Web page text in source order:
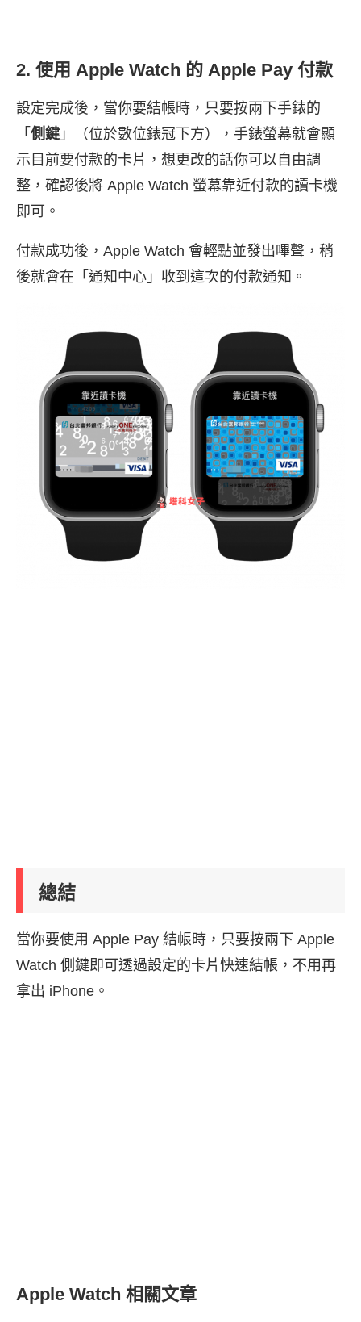
2. 使用 Apple Watch 的 Apple Pay 付款
設定完成後，當你要結帳時，只要按兩下手錶的
「 側鍵」（位於數位錶冠下方），手錶螢幕就會顯
示目前要付款的卡片，想更改的話你可以自由調
整，確認後將 Apple Watch 螢幕靠近付款的讀卡機
即可。
付款成功後，Apple Watch 會輕點並發出嗶聲，稍
後就會在「通知中心」收到這次的付款通知。
總結
當你要使用 Apple Pay 結帳時，只要按兩下 Apple
Watch 側鍵即可透過設定的卡片快速結帳，不用再
拿出 iPhone。
Apple Watch 相關文章